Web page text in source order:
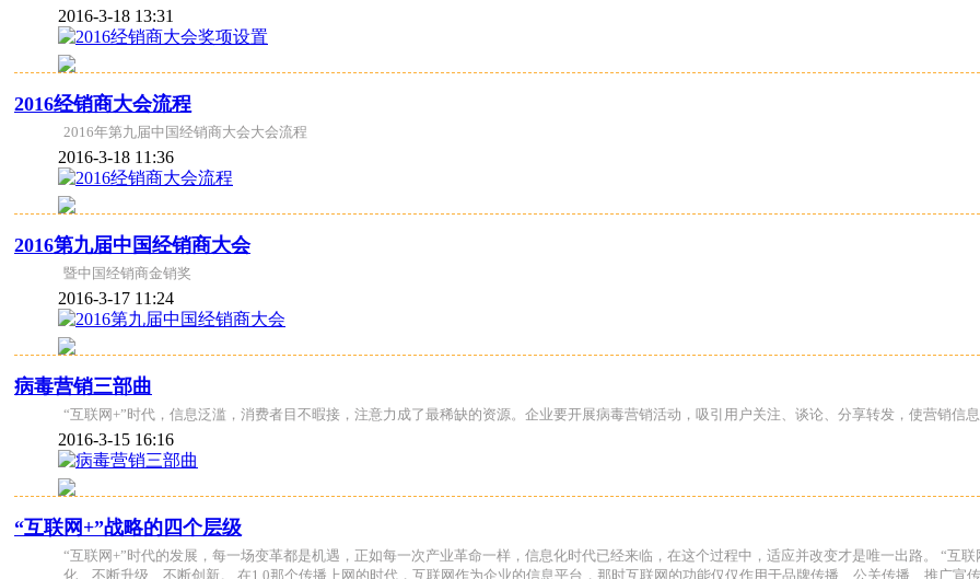
2016-3-18 13:31
2016经销商大会流程
2016年第九届中国经销商大会大会流程
2016-3-18 11:36
2016第九届中国经销商大会
暨中国经销商金销奖
2016-3-17 11:24
病毒营销三部曲
“互联网+”时代，信息泛滥，消费者目不暇接，注意力成了最稀缺的资源。企业要开展病毒营销活动，吸引用户关注、谈论、分享转发，使营销信
2016-3-15 16:16
“互联网+”战略的四个层级
“互联网+”时代的发展，每一场变革都是机遇，正如每一次产业革命一样，信息化时代已经来临，在这个过程中，适应并改变才是唯一出路。 “互
化、不断升级、不断创新。 在1.0那个传播上网的时代，互联网作为企业的信息平台，那时互联网的功能仅仅作用于品牌传播、公关传播、推广